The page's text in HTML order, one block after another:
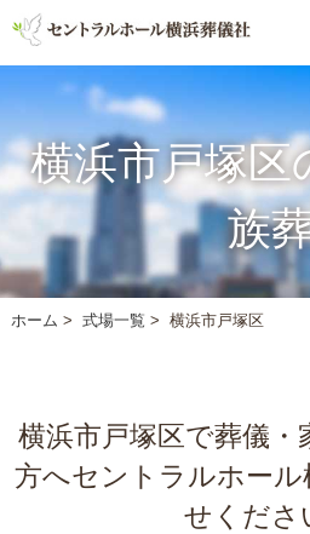
横浜市戸塚区
族
ホーム > 式場一覧 > 横浜市戸塚区
横浜市戸塚区で葬儀・
方へセントラルホー
せくださ